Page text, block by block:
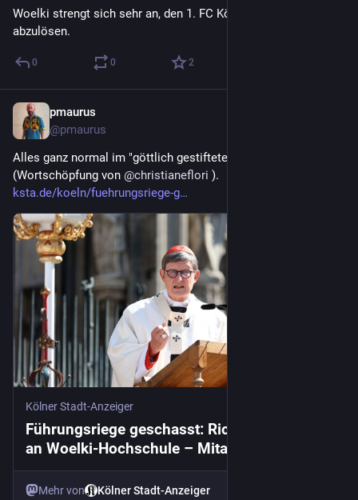
Woelki strengt sich sehr an, den 1. FC Köln als Chaosclub
abzulösen.
0 0 2
pmaurus
@pmaurus
Alles ganz normal im "göttlich gestifteten Erzbistum Köln"
(Wortschöpfung von @christianeflori ).
ksta.de/koeln/fuehrungsriege-g
Kölner Stadt-Anzeiger
Führungsriege geschasst: Richtungsstreit
an Woelki-Hochschule – Mitarbeiter
beklagen „toxisches Klima“
Mehr von Kölner Stadt-Anzeiger